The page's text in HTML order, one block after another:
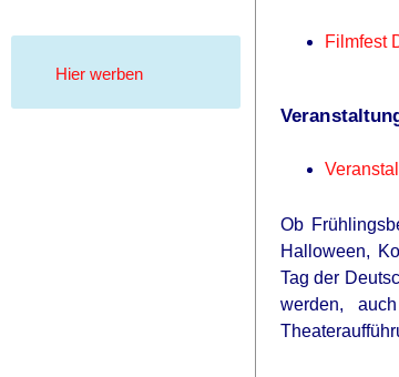
Filmfest
Ob
Halloween,
Tag der
werden,
Hier werben